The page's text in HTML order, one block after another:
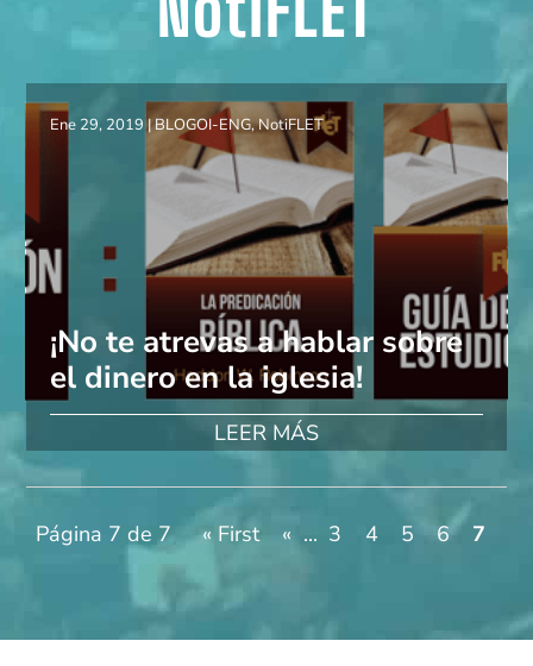
¡No te atrevas a hablar sobre
el dinero en la iglesia!
Ene 29, 2019|BLOGOI-ENG,NotiFLET
LEER MÁS
Página 7 de 7 « First « ... 3 4 5 6 7